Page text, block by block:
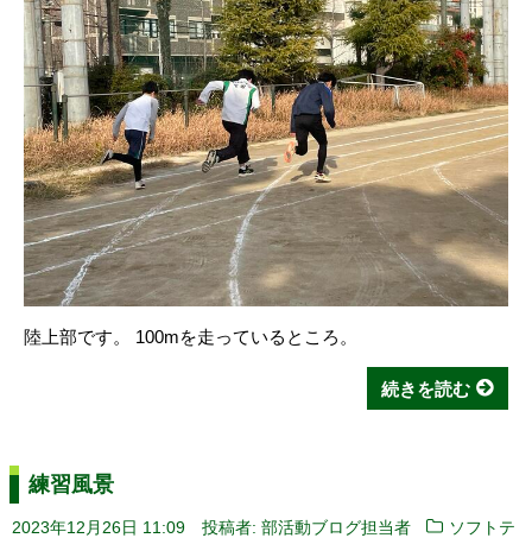
陸上部です。 100mを走っているところ。
続きを読む
練習風景
2023年12月26日 11:09 投稿者: 部活動ブログ担当者
ソフトテ